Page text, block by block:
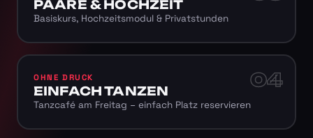
PAARE & HOCHZEIT
Basiskurs, Hochzeitsmodul & Privatstunden
04
OHNE DRUCK
EINFACH TANZEN
Tanzcafé am Freitag – einfach Platz reservieren